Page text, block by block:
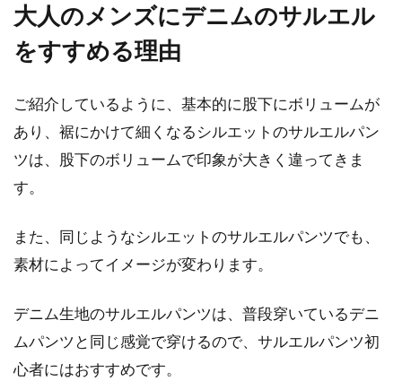
デをクールビューティに！
着回し力が抜群に良いのが黒のトップスです。
こなすには靴もポイント！
大人のメンズにデニムのサルエル
をすすめる理由
ご紹介しているように、基本的に股下にボリュームが
あり、裾にかけて細くなるシルエットのサルエルパン
ツは、股下のボリュームで印象が大きく違ってきま
す。
また、同じようなシルエットのサルエルパンツでも、
素材によってイメージが変わります。
デニム生地のサルエルパンツは、普段穿いているデニ
ムパンツと同じ感覚で穿けるので、サルエルパンツ初
心者にはおすすめです。